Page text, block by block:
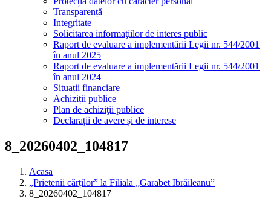
Transparență
Integritate
Solicitarea informaţiilor de interes public
Raport de evaluare a implementării Legii nr. 544/2001
în anul 2025
Raport de evaluare a implementării Legii nr. 544/2001
în anul 2024
Situații financiare
Achiziții publice
Plan de achiziţii publice
Declarații de avere și de interese
8_20260402_104817
Acasa
„Prietenii cărților” la Filiala „Garabet Ibrăileanu”
8_20260402_104817